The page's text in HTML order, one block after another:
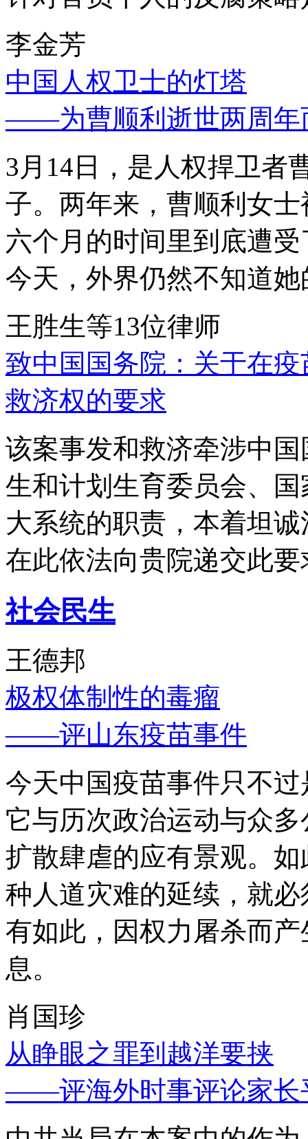
李金芳
中国人权卫士的灯塔
——为曹顺利逝世两周年
3月14日，是人权捍卫者
子。两年来，曹顺利女
六个月的时间里到底遭
今天，外界仍然不知道
王胜生等13位律师
致中国国务院：关于在
救济权的要求
该案事发和救济牵涉中
生和计划生育委员会、
大系统的职责，本着坦
在此依法向贵院递交此要
社会民生
王德邦
极权体制性的毒瘤
——评山东疫苗事件
今天中国疫苗事件只不
它与历次政治运动与众
扩散肆虐的应有景观。
种人道灾难的延续，就
有如此，因权力屠杀而
息。
肖国珍
从睁眼之罪到越洋要挟
——评海外时事评论家长